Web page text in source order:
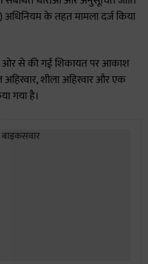
अधिनियम के तहत मामला दर्ज किया
ओर से की गई शिकायत पर आकाश
शीला अहिरवार और एक
गया है।